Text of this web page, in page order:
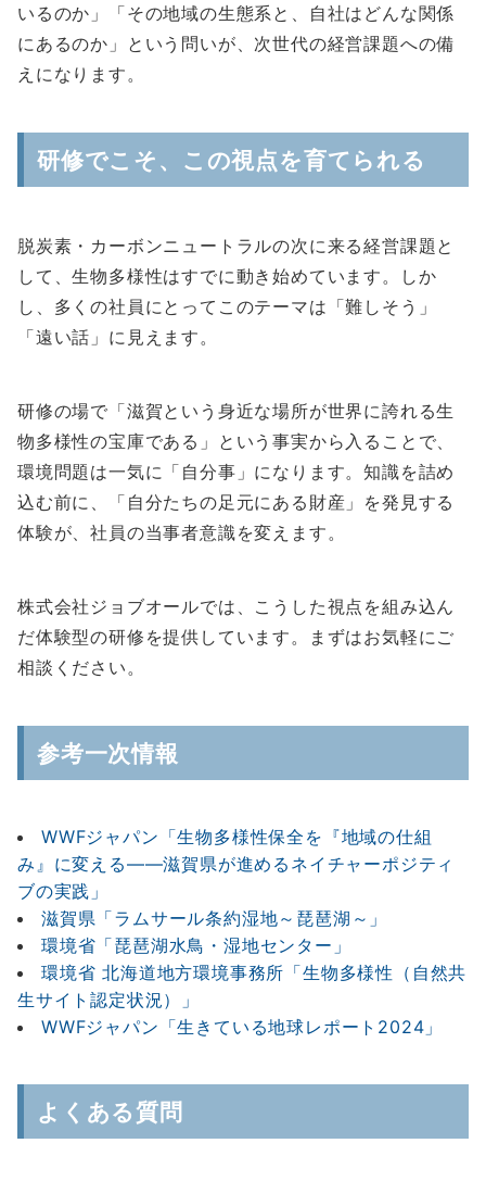
いるのか」「その地域の生態系と、自社はどんな関係
にあるのか」という問いが、次世代の経営課題への備
えになります。
研修でこそ、この視点を育てられる
脱炭素・カーボンニュートラルの次に来る経営課題と
して、生物多様性はすでに動き始めています。しか
し、多くの社員にとってこのテーマは「難しそう」
「遠い話」に見えます。
研修の場で「滋賀という身近な場所が世界に誇れる生
物多様性の宝庫である」という事実から入ることで、
環境問題は一気に「自分事」になります。知識を詰め
込む前に、「自分たちの足元にある財産」を発見する
体験が、社員の当事者意識を変えます。
株式会社ジョブオールでは、こうした視点を組み込ん
だ体験型の研修を提供しています。まずはお気軽にご
相談ください。
参考一次情報
WWFジャパン「生物多様性保全を『地域の仕組
み』に変える――滋賀県が進めるネイチャーポジティ
ブの実践」
滋賀県「ラムサール条約湿地～琵琶湖～」
環境省「琵琶湖水鳥・湿地センター」
環境省 北海道地方環境事務所「生物多様性（自然共
生サイト認定状況）」
WWFジャパン「生きている地球レポート2024」
よくある質問